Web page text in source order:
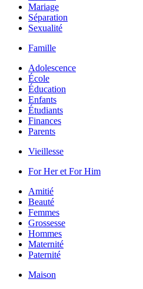
Mariage
Séparation
Sexualité
Famille
Adolescence
École
Éducation
Enfants
Étudiants
Finances
Parents
Vieillesse
For Her et For Him
Amitié
Beauté
Femmes
Grossesse
Hommes
Maternité
Paternité
Maison